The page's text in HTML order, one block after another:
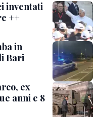
inventati
++
in
Bari
ex
anni e 8